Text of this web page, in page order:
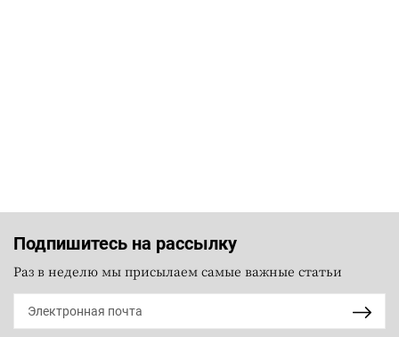
Подпишитесь на рассылку
Раз в неделю мы присылаем самые важные статьи